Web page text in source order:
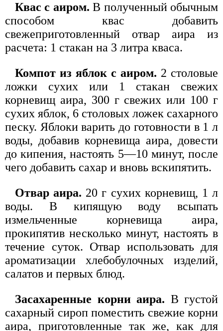
Квас с аиром. В полученный обычным
способом квас добавить
свежеприготовленный отвар аира из
расчета: 1 стакан на 3 литра кваса.
Компот из яблок с аиром. 2 столовые
ложки сухих или 1 стакан свежих
корневищ аира, 300 г свежих или 100 г
сухих яблок, 6 столовых ложек сахарного
песку. Яблоки варить до готовности в 1 л
воды, добавив корневища аира, довести
до кипения, настоять 5—10 минут, после
чего добавить сахар и вновь вскипятить.
Отвар аира. 20 г сухих корневищ, 1 л
воды. В кипящую воду всыпать
измельченные корневища аира,
прокипятив несколько минут, настоять в
течение суток. Отвар использовать для
ароматизации хлебобулочных изделий,
салатов и первых блюд.
Засахаренные корни аира. В густой
сахарный сироп поместить свежие корни
аира, приготовленные так же, как для